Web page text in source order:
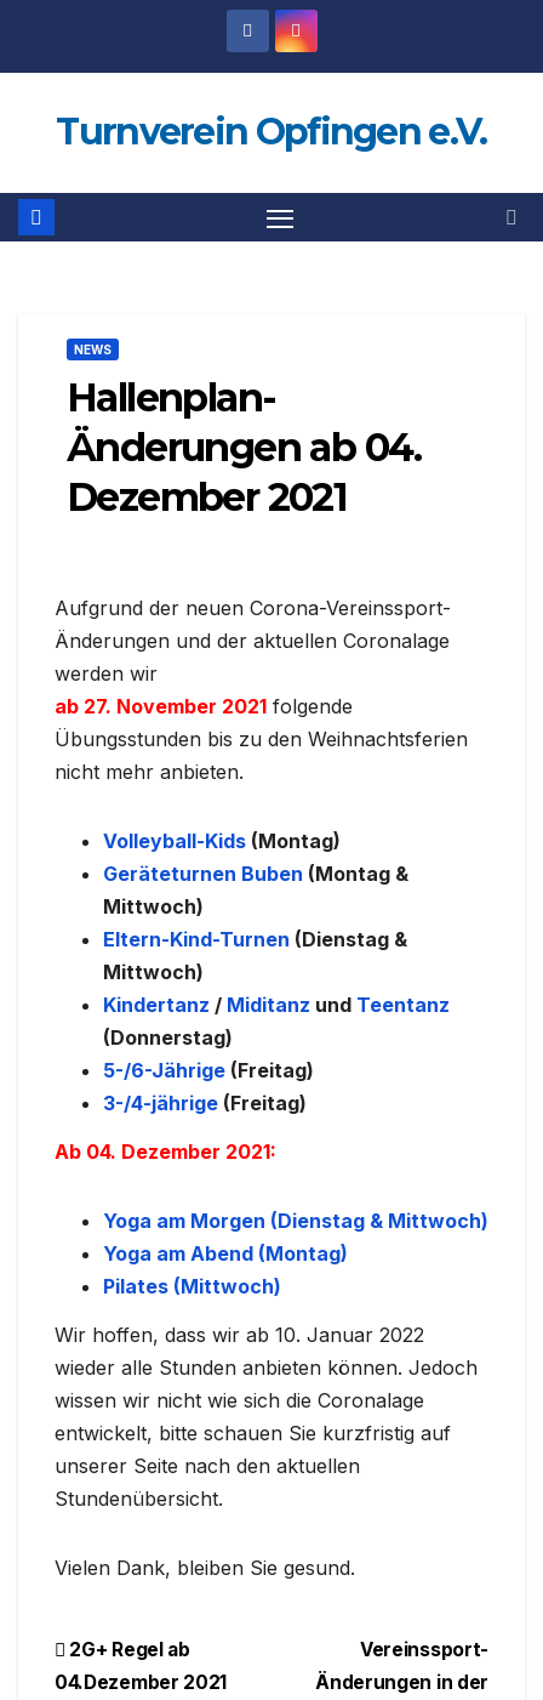
Turnverein Opfingen e.V.
NEWS
Hallenplan-
Änderungen ab 04.
Dezember 2021
Aufgrund der neuen Corona-Vereinssport-
Änderungen und der aktuellen Coronalage
werden wir
ab 27. November 2021 folgende
Übungsstunden bis zu den Weihnachtsferien
nicht mehr anbieten.
Volleyball-Kids (Montag)
Geräteturnen Buben (Montag &
Mittwoch)
Eltern-Kind-Turnen (Dienstag &
Mittwoch)
Kindertanz / Miditanz und Teentanz
(Donnerstag)
5-/6-Jährige (Freitag)
3-/4-jährige (Freitag)
Ab 04. Dezember 2021:
Yoga am Morgen (Dienstag & Mittwoch)
Yoga am Abend (Montag)
Pilates (Mittwoch)
Wir hoffen, dass wir ab 10. Januar 2022
wieder alle Stunden anbieten können. Jedoch
wissen wir nicht wie sich die Coronalage
entwickelt, bitte schauen Sie kurzfristig auf
unserer Seite nach den aktuellen
Stundenübersicht.
Vielen Dank, bleiben Sie gesund.
BeitragsnavigationVereinssport-
Änderungen in der
2G+ Regel ab
04.Dezember 2021